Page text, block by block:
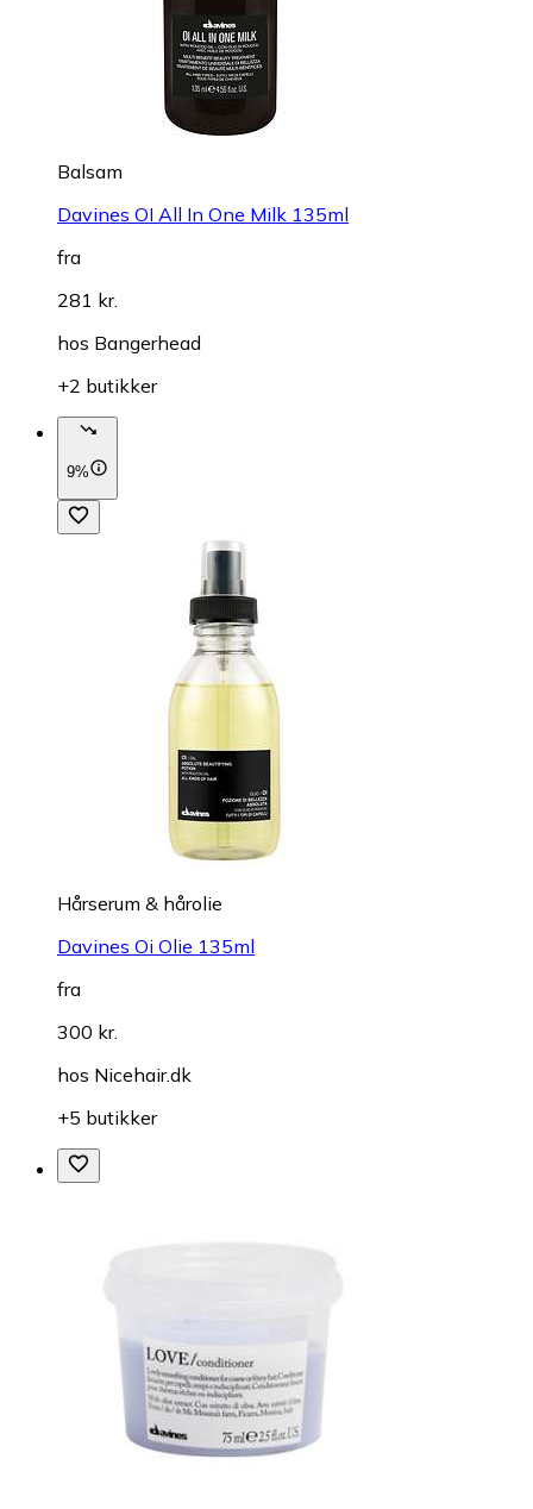
Balsam
Davines OI All In One Milk 135ml
fra
281 kr.
hos Bangerhead
+2 butikker
9%
Hårserum & hårolie
Davines Oi Olie 135ml
fra
300 kr.
hos Nicehair.dk
+5 butikker